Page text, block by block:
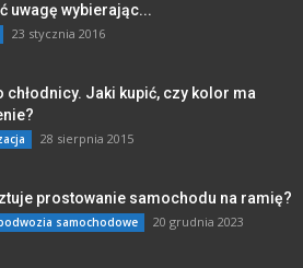
uwagę wybierając...
23 stycznia 2016
chłodnicy. Jaki kupić, czy kolor ma
28 sierpnia 2015
prostowanie samochodu na ramię?
samochodowe 20 grudnia 2023